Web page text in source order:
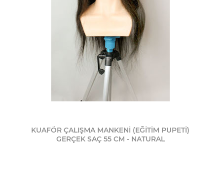
KUAFÖR ÇALIŞMA MANKENİ (EĞİTİM PUPETİ)
GERÇEK SAÇ 55 CM - NATURAL